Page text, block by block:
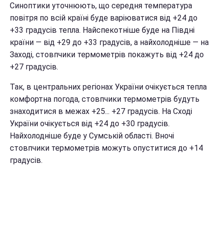
Синоптики уточнюють, що середня температура
повітря по всій країні буде варіюватися від +24 до
+33 градусів тепла. Найспекотніше буде на Півдні
країни — від +29 до +33 градусів, а найхолодніше — на
Заході, стовпчики термометрів покажуть від +24 до
+27 градусів.
Так, в центральних регіонах України очікується тепла
комфортна погода, стовпчики термометрів будуть
знаходитися в межах +25... +27 градусів. На Сході
України очікується від +24 до +30 градусів.
Найхолодніше буде у Сумській області. Вночі
стовпчики термометрів можуть опуститися до +14
градусів.